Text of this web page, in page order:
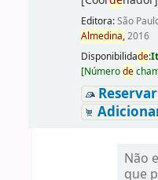
Editora:São
Almedina,2016
Disponibilidade:
[Númerode
Reservar
Não
que